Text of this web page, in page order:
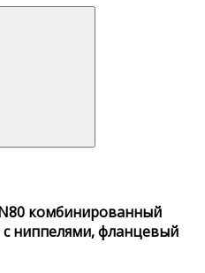
комбинированный
ниппелями, фланцевый